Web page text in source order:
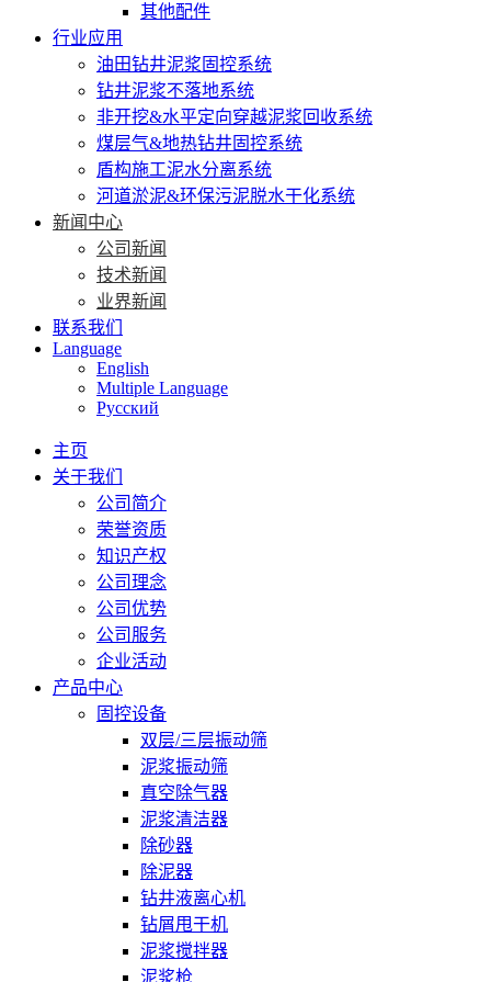
其他配件
行业应用
油田钻井泥浆固控系统
钻井泥浆不落地系统
非开挖&水平定向穿越泥浆回收系统
煤层气&地热钻井固控系统
盾构施工泥水分离系统
河道淤泥&环保污泥脱水干化系统
新闻中心
公司新闻
技术新闻
业界新闻
联系我们
Language
English
Multiple Language
Русский
主页
关于我们
公司简介
荣誉资质
知识产权
公司理念
公司优势
公司服务
企业活动
产品中心
固控设备
双层/三层振动筛
泥浆振动筛
真空除气器
泥浆清洁器
除砂器
除泥器
钻井液离心机
钻屑甩干机
泥浆搅拌器
泥浆枪